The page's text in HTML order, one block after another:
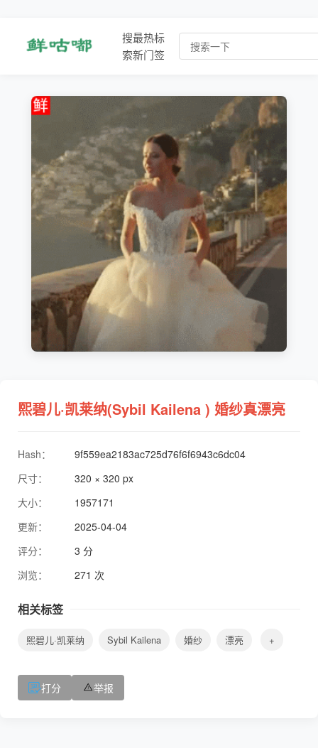
搜
索
最
新
热
门
标
签
熙碧儿·凯莱纳(Sybil Kailena ) 婚纱真漂亮
Hash：
9f559ea2183ac725d76f6f6943c6dc04
尺寸：
320 × 320 px
大小：
1957171
更新：
2025-04-04
评分：
3 分
浏览：
271 次
相关标签
熙碧儿·凯莱纳 Sybil Kailena 婚纱 漂亮 +
打分 举报